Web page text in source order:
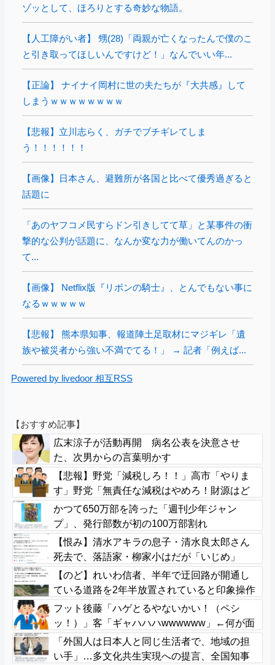
ゾッとして、ほろりとする奇妙な物語。
【人工障がい者】 甥(28)「両親が亡くなったんで僕のこ
と引き取ってほしいんですけど！」なんでいい年...
【正論】 ナイナイ岡村に世の夫たちが『大共感』して
しまうｗｗｗｗｗｗｗｗ
【悲報】立川志らく、ガチでブチギレてしま
う！！！！！！
【画像】日本さん、避難所が各国と比べて優秀過ぎると
話題に
「あのヤフコメ民すらドン引きしてて草」と某事件の衝
撃的な公判が話題に、なんか変な力が働いてんのかっ
て...
【画像】 Netflix版『リボンの騎士』、とんでもない事に
なるｗｗｗｗｗ
【悲報】 熊本県知事、報道陣土足取材にマジギレ「遺
族や被災者から強い不満でてる！」 → 記者「例えば...
Powered by livedoor 相互RSS
【おすすめ記事】
広末涼子が活動再開 病名公表を決意させ
た、次男からの言葉明かす
【悲報】野党「減税しろ！！」高市「やりま
す」野党「無責任な減税はやめろ！財源はど
うする????」
かつて650万部を誇った「週刊少年ジャン
プ」、発行部数が初の100万部割れ
【恨み】清水アキラの息子・清水良太郎さん
死去で、落語家・柳家小はだが「いじめ」
「暴行」被害告発
【のど】れいわ信者、半年で迂回路が開通し
ている道路を2年半放置されていると印象操作
してしまう
フット後藤「ハゲとるやないかい！（ペシ
ッ！）」客「ギャハハハwwwwww」←何が面
白いの？
「外国人は日本人と同じ生活者で、地域の担
い手」…多文化共生実現への提言、全国知事